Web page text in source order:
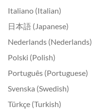
Italiano (Italian)
日本語 (Japanese)
Nederlands (Nederlands)
Polski (Polish)
Português (Portuguese)
Svenska (Swedish)
Türkçe (Turkish)